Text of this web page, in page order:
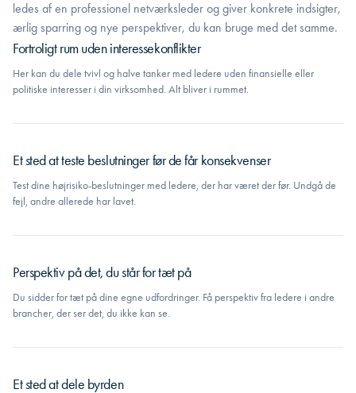
ledes af en professionel netværksleder og giver konkrete indsigter,
ærlig sparring og nye perspektiver, du kan bruge med det samme.
Fortroligt rum uden interessekonflikter
Her kan du dele tvivl og halve tanker med ledere uden finansielle eller
politiske interesser i din virksomhed. Alt bliver i rummet.
Et sted at teste beslutninger før de får konsekvenser
Test dine højrisiko-beslutninger med ledere, der har været der før. Undgå de
fejl, andre allerede har lavet.
Perspektiv på det, du står for tæt på
Du sidder for tæt på dine egne udfordringer. Få perspektiv fra ledere i andre
brancher, der ser det, du ikke kan se.
Et sted at dele byrden